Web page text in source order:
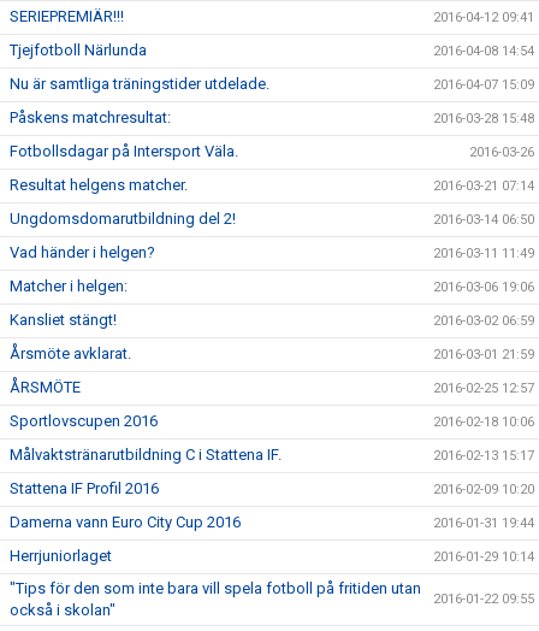
SERIEPREMIÄR!!! 2016-04-12 09:41
Tjejfotboll Närlunda 2016-04-08 14:54
Nu är samtliga träningstider utdelade. 2016-04-07 15:09
Påskens matchresultat: 2016-03-28 15:48
Fotbollsdagar på Intersport Väla. 2016-03-26
Resultat helgens matcher. 2016-03-21 07:14
Ungdomsdomarutbildning del 2! 2016-03-14 06:50
Vad händer i helgen? 2016-03-11 11:49
Matcher i helgen: 2016-03-06 19:06
Kansliet stängt! 2016-03-02 06:59
Årsmöte avklarat. 2016-03-01 21:59
ÅRSMÖTE 2016-02-25 12:57
Sportlovscupen 2016 2016-02-18 10:06
Målvaktstränarutbildning C i Stattena IF. 2016-02-13 15:17
Stattena IF Profil 2016 2016-02-09 10:20
Damerna vann Euro City Cup 2016 2016-01-31 19:44
Herrjuniorlaget 2016-01-29 10:14
"Tips för den som inte bara vill spela fotboll på fritiden utan
också i skolan"
2016-01-22 09:55